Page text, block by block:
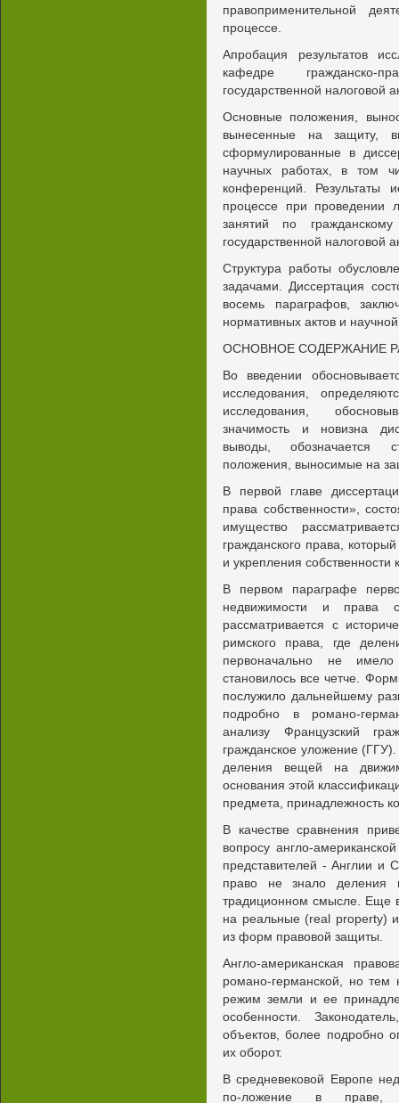
правоприменительной
процессе.
Апробация результатов
кафедре гражданско-
государственной налоговой
Основные положения,
вынесенные на защиту,
сформулированные в
научных работах, в том
конференций. Результаты
процессе при проведении
занятий по
государственной налоговой
Структура работы
задачами. Диссертация
восемь параграфов,
нормативных актов и
ОСНОВНОЕ СОДЕРЖАНИЕ
Во введении
исследования,
исследования,
значимость и новизна
выводы, обозначается
положения, выносимые на
В первой главе
права собственности»,
имущество
гражданского права,
и укрепления собственности
В первом параграфе
недвижимости и права
рассматривается с
римского права, где
первоначально не
становилось все четче.
послужило дальнейшему
подробно в романо-
анализу Французский
гражданское уложение
деления вещей на
основания этой
предмета, принадлежность
В качестве сравнения
вопросу англо-
представителей - Англии и
право не знало
традиционном смысле. Еще
на реальные (real property)
из форм правовой защиты.
Англо-американская
романо-германской, но
режим земли и ее
особенности.
объектов, более подробно
их оборот.
В средневековой Европе
по-ложение в праве,